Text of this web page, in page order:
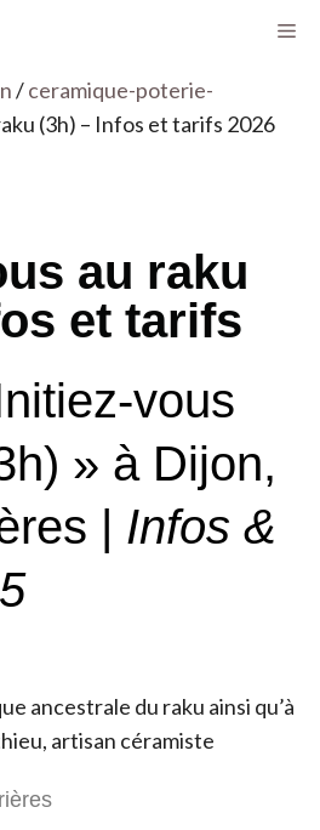
/ceramique-poterie-
(3h) – Infos et tarifs 2026
au raku
et tarifs
vous
» à Dijon,
| Infos &
ancestrale du raku ainsi qu’à
artisan céramiste